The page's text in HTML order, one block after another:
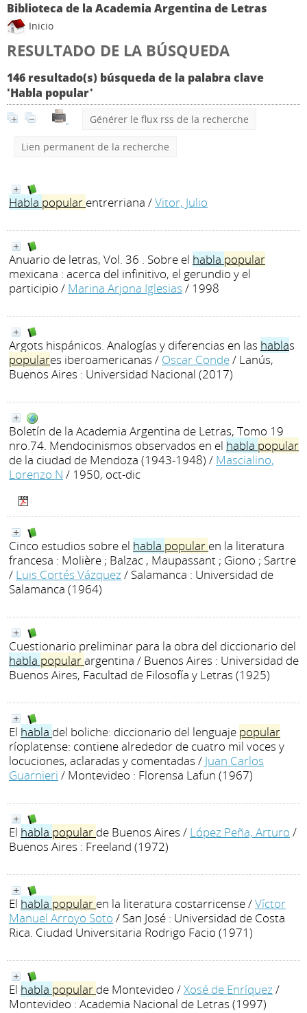
Biblioteca de la Academia Argentina de Letras
Inicio
RESULTADO DE LA BÚSQUEDA
146 resultado(s) búsqueda de la palabra clave
'Habla popular'
Générer le flux rss de la recherche
Lien permanent de la recherche
Habla popular entrerriana /Vitor, Julio
Anuario de letras, Vol. 36 . Sobre el habla popular
mexicana : acerca del infinitivo, el gerundio y el
participio / Marina Arjona Iglesias / 1998
Argots hispánicos. Analogías y diferencias en las hablas
populares iberoamericanas / Oscar Conde/ Lanús,
Buenos Aires : Universidad Nacional (2017)
Boletín de la Academia Argentina de Letras, Tomo 19
nro.74. Mendocinismos observados en el habla popular
de la ciudad de Mendoza (1943-1948) / Mascialino,
Lorenzo N / 1950, oct-dic
Cinco estudios sobre el habla popular en la literatura
francesa : Molière ; Balzac , Maupassant ; Giono ; Sartre
/ Luis Cortés Vázquez/ Salamanca : Universidad de
Salamanca (1964)
Cuestionario preliminar para la obra del diccionario del
habla popularargentina / Buenos Aires : Universidad de
Buenos Aires, Facultad de Filosofía y Letras (1925)
El habla del boliche: diccionario del lenguaje popular
ríoplatense: contiene alrededor de cuatro mil voces y
locuciones, aclaradas y comentadas / Juan Carlos
Guarnieri / Montevideo : Florensa Lafun (1967)
El habla popular de Buenos Aires / López Peña, Arturo /
Buenos Aires : Freeland (1972)
El habla popular en la literatura costarricense/Víctor
Manuel Arroyo Soto / San José : Universidad de Costa
Rica. Ciudad Universitaria Rodrigo Facio (1971)
El habla popular de Montevideo /Xosé de Enríquez/
Montevideo : Academia Nacional de Letras (1997)